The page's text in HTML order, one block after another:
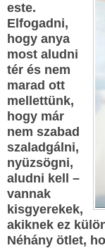
este.
Elfogadni,
hogy anya
most aludni
tér és nem
marad ott
mellettünk,
hogy már
nem szabad
szaladgálni,
nyüzsögni,
aludni kell –
vannak
kisgyerekek,
akiknek ez
Néhány ötlet,